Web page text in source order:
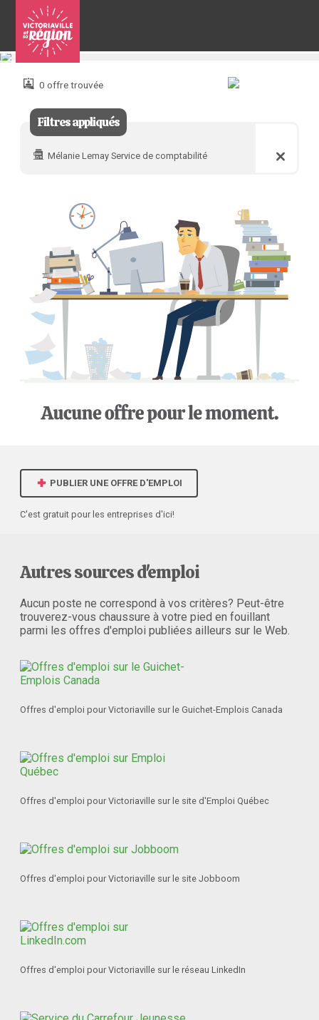
Pour
joindre 0 offre trouvée
Filtres appliqués
Mélanie Lemay Service de comptabilité
PUBLIER UNE OFFRE D'EMPLOI
C'est gratuit pour les entreprises d'ici!
Autres sources d'emploi
Aucun poste ne correspond à vos critères? Peut-être
trouverez-vous chaussure à votre pied en fouillant
parmi les offres d'emploi publiées ailleurs sur le Web.
Offres d'emploi pour Victoriaville sur le Guichet-Emplois Canada
Offres d'emploi pour Victoriaville sur le site d'Emploi Québec
Offres d'emploi pour Victoriaville sur le site Jobboom
Offres d'emploi pour Victoriaville sur le réseau LinkedIn